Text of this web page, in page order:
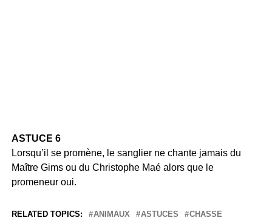
ASTUCE 6
Lorsqu’il se promène, le sanglier ne chante jamais du
Maître Gims ou du Christophe Maé alors que le
promeneur oui.
RELATED TOPICS: ANIMAUX ASTUCES
CHASSE